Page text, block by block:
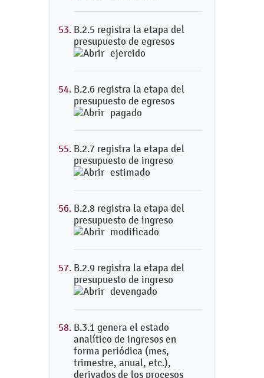
B.2.5 registra la etapa del
presupuesto de egresos
ejercido
B.2.6 registra la etapa del
presupuesto de egresos
pagado
B.2.7 registra la etapa del
presupuesto de ingreso
estimado
B.2.8 registra la etapa del
presupuesto de ingreso
modificado
B.2.9 registra la etapa del
presupuesto de ingreso
devengado
B.3.1 genera el estado
analítico de ingresos en
forma periódica (mes,
trimestre, anual, etc.),
derivados de los procesos